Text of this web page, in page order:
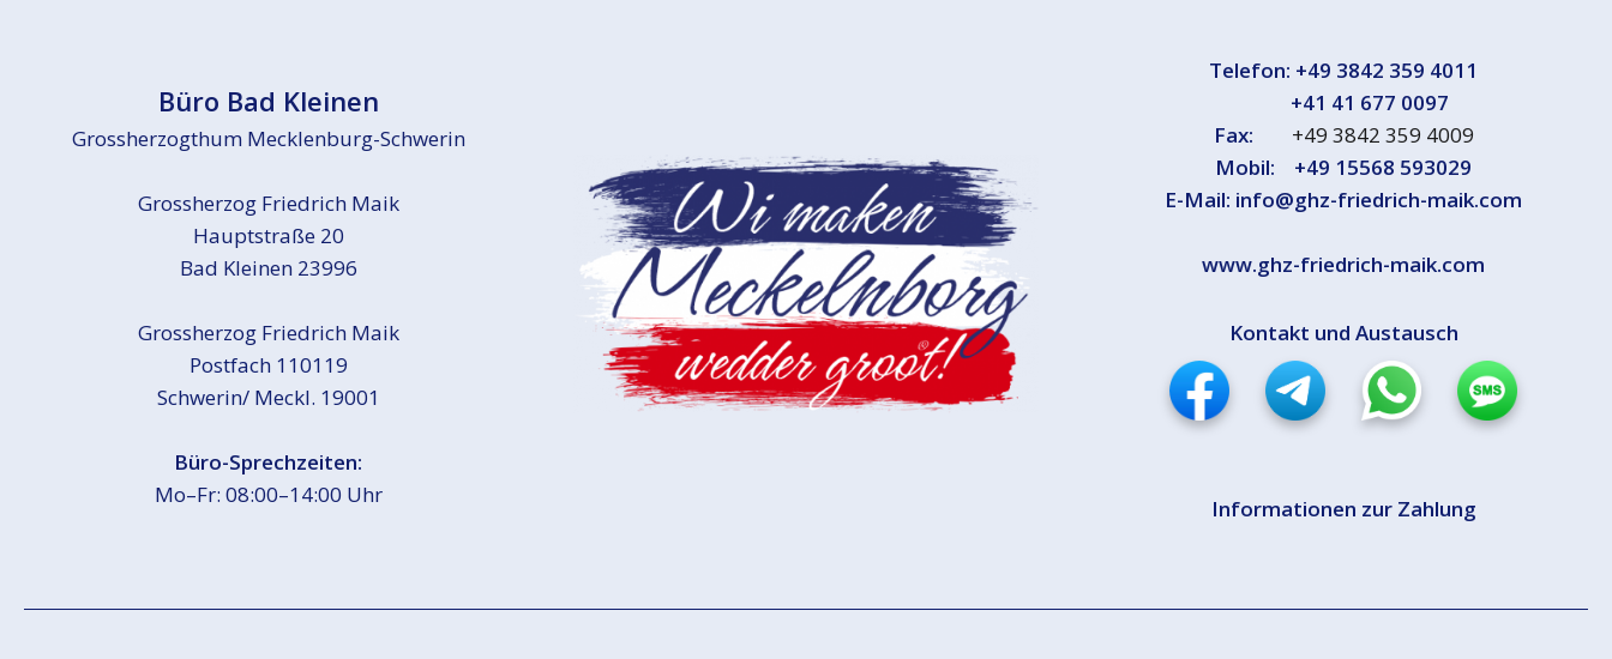
Büro Bad Kleinen
Grossherzogthum Mecklenburg-Schwerin
Grossherzog Friedrich Maik
Hauptstraße 20
Bad Kleinen 23996
Grossherzog Friedrich Maik
Postfach 110119
Schwerin/ Meckl. 19001
Büro-Sprechzeiten:
Mo–Fr: 08:00–14:00 Uhr
Telefon: +49 3842 359 4011
+41 41 677 0097
Fax: +49 3842 359 4009
Mobil:
+49 15568 593029
E-Mail: info@ghz-friedrich-maik.com
www.ghz-friedrich-maik.com
Kontakt und Austausch
Informationen zur Zahlung